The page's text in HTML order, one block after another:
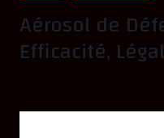
Aérosol de
Efficacité,